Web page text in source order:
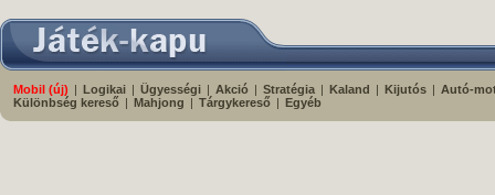
Mobil (új) | Logikai | Ügyességi | Akció | Stratégia | Kaland | Kijutós | Autó-
Különbség kereső | Mahjong | Tárgykereső | Egyéb